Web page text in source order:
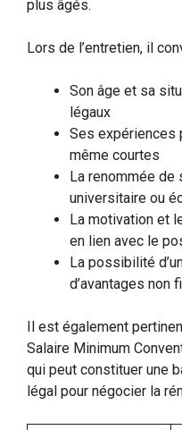
plus âgés.
Lors de l’entretien, il
Son âge et sa
légaux
Ses expériences
même courtes
La renommée
universitaire ou
La motivation et
en lien avec le
La possibilité
d’avantages non
Il est également
Salaire Minimum
qui peut constituer une
légal pour négocier la